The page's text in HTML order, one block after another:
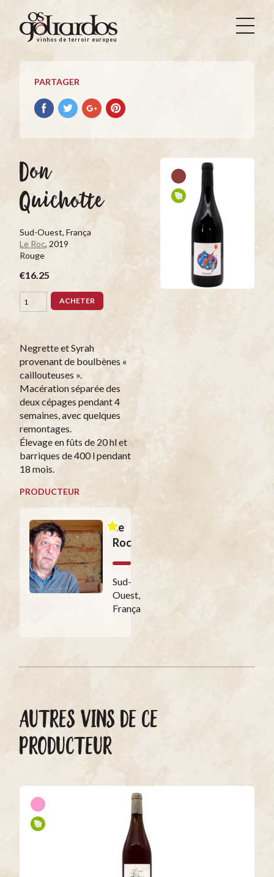
Os
Goliardos
Vinhos
Terroir
Europeus
vinhos de terroir europeus
PARTAGER
Partager
avec
Partager
avec
Partager
avec
Partager
avec
Don
Quichotte
Sud-Ouest, França
Le Roc, 2019
Rouge
€16.25
ACHETER
Negrette et Syrah
provenant de boulbènes «
caillouteuses ».
Macération séparée des
deux cépages pendant 4
semaines, avec quelques
remontages.
Élevage en fûts de 20 hl et
barriques de 400 l pendant
18 mois.
PRODUCTEUR
Le
Roc
Sud-
Ouest,
França
AUTRES VINS DE CE
PRODUCTEUR